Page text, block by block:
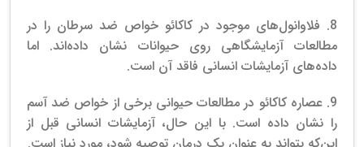
8. فلاوانول‌های موجود در کاکائو خواص ضد سرطان را در
مطالعات آزمایشگاهی روی حیوانات نشان داده‌اند. اما
داده‌های آزمایشات انسانی فاقد آن است.
9. عصاره کاکائو در مطالعات حیوانی برخی از خواص ضد آسم
را نشان داده است. با این حال، آزمایشات انسانی قبل از